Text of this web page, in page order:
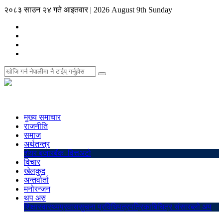
२०८३ साउन २४ गते आइतवार | 2026 August 9th Sunday
मुख्य समाचार
राजनीति
समाज
अर्थतन्त्र
शेयर बजारबैंक–वित्तअटो
विचार
खेलकुद
अन्तर्वार्ता
मनोरन्जन
थप अरु
शिक्षास्वास्थ्यप्रवाससुचना प्रविधिपत्रपत्रिकाबिचित्र संसारब्लो अप